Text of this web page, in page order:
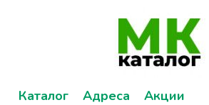
Каталог Адреса Акции